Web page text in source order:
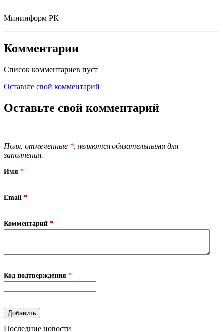
Мининформ РК
Комментарии
Список комментариев пуст
Оставьте свой комментарий
Оставьте свой комментарий
Поля, отмеченные * , являются обязательными для
заполнения.
Имя *
Email *
Комментарий *
Код подтверждения *
Последние новости